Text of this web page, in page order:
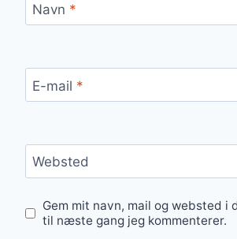
Navn *
E-mail *
Websted
Gem mit navn, mail og websted i
til næste gang jeg kommenterer.